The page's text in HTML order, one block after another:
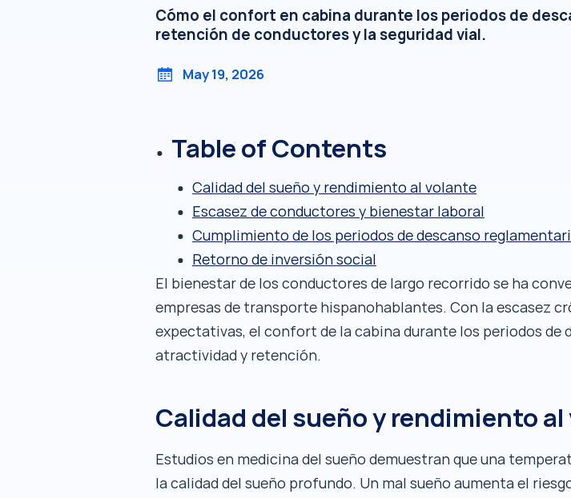
Cómo el confort en cabina durante los periodos de
retención de conductores y la seguridad vial.
May 19, 2026
Table of Contents
Calidad del sueño y rendimiento al volante
Escasez de conductores y bienestar laboral
Cumplimiento de los periodos de descanso
Retorno de inversión social
El bienestar de los conductores de largo recorrido se ha
empresas de transporte hispanohablantes. Con la escasez
expectativas, el confort de la cabina durante los periodos de
atractividad y retención.
Calidad del sueño y rendimiento
Estudios en medicina del sueño demuestran que una
la calidad del sueño profundo. Un mal sueño aumenta el